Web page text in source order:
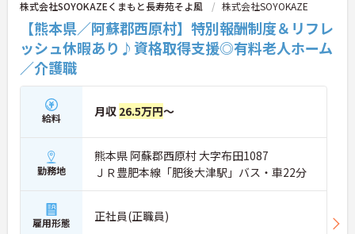
株式会社SOYOKAZEくまもと長寿苑そよ風 株式会社SOYOKAZE
【熊本県／阿蘇郡西原村】特別報酬制度＆リフレ
ッシュ休暇あり♪資格取得支援◎有料老人ホーム
／介護職
給料 月収 26.5万円～
勤務地
熊本県 阿蘇郡西原村 大字布田1087
ＪＲ豊肥本線「肥後大津駅」バス・車22分
雇用形態 正社員(正職員)